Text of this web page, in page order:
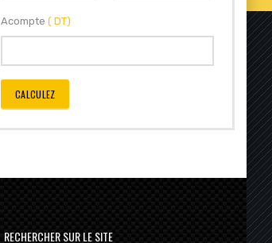
Acompte ( DT)
CALCULEZ
RECHERCHER SUR LE SITE